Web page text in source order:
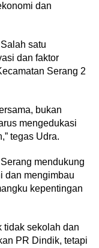
dan
satu
dan faktor
Serang 2
bukan
mengedukasi
tegas Udra.
mendukung
dan mengimbau
kepentingan
tidak sekolah dan
PR Dindik, tetapi